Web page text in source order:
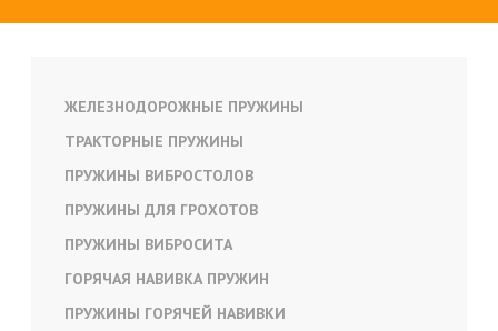
ЖЕЛЕЗНОДОРОЖНЫЕ ПРУЖИНЫ
ТРАКТОРНЫЕ ПРУЖИНЫ
ПРУЖИНЫ ВИБРОСТОЛОВ
ПРУЖИНЫ ДЛЯ ГРОХОТОВ
ПРУЖИНЫ ВИБРОСИТА
ГОРЯЧАЯ НАВИВКА ПРУЖИН
ПРУЖИНЫ ГОРЯЧЕЙ НАВИВКИ